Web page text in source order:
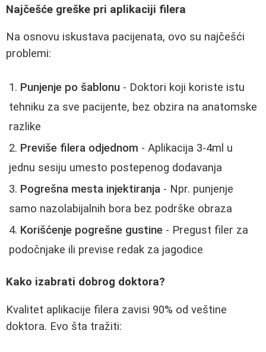
Najčešće greške pri aplikaciji filera
Na osnovu iskustava pacijenata, ovo su najčešći
problemi:
Punjenje po šablonu - Doktori koji koriste istu
tehniku za sve pacijente, bez obzira na anatomske
razlike
Previše filera odjednom - Aplikacija 3-4ml u
jednu sesiju umesto postepenog dodavanja
Pogrešna mesta injektiranja - Npr. punjenje
samo nazolabijalnih bora bez podrške obraza
Korišćenje pogrešne gustine - Pregust filer za
podočnjake ili previse redak za jagodice
Kako izabrati dobrog doktora?
Kvalitet aplikacije filera zavisi 90% od veštine
doktora. Evo šta tražiti: